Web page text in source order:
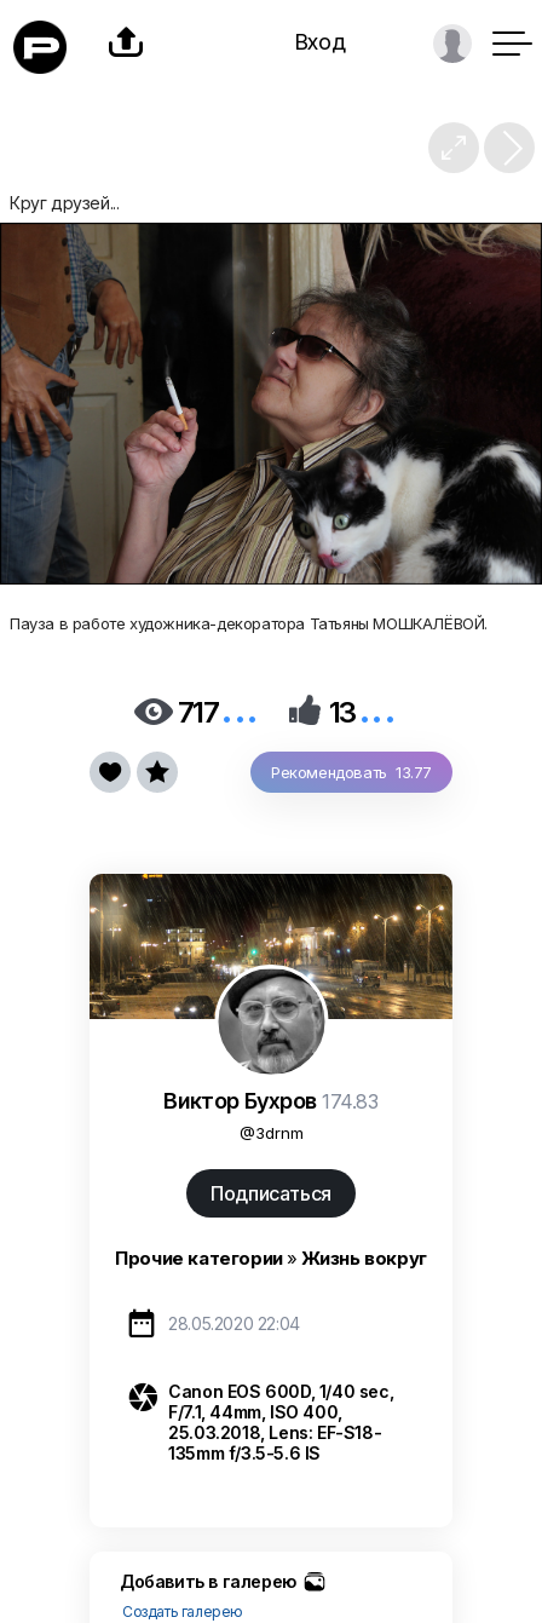
 Вход

Круг друзей...
Пауза в работе художника-декоратора Татьяны МОШКАЛЁВОЙ.
 717...  13...
Рекомендовать 13.77
 
Виктор Бухров 174.83
@3drnm
Подписаться
Прочие категории» Жизнь вокруг
 28.05.2020 22:04
 Canon EOS 600D, 1/40 sec,
F/7.1, 44mm, ISO 400,
25.03.2018, Lens: EF-S18-
135mm f/3.5-5.6 IS
Добавить в галерею
Создать галерею